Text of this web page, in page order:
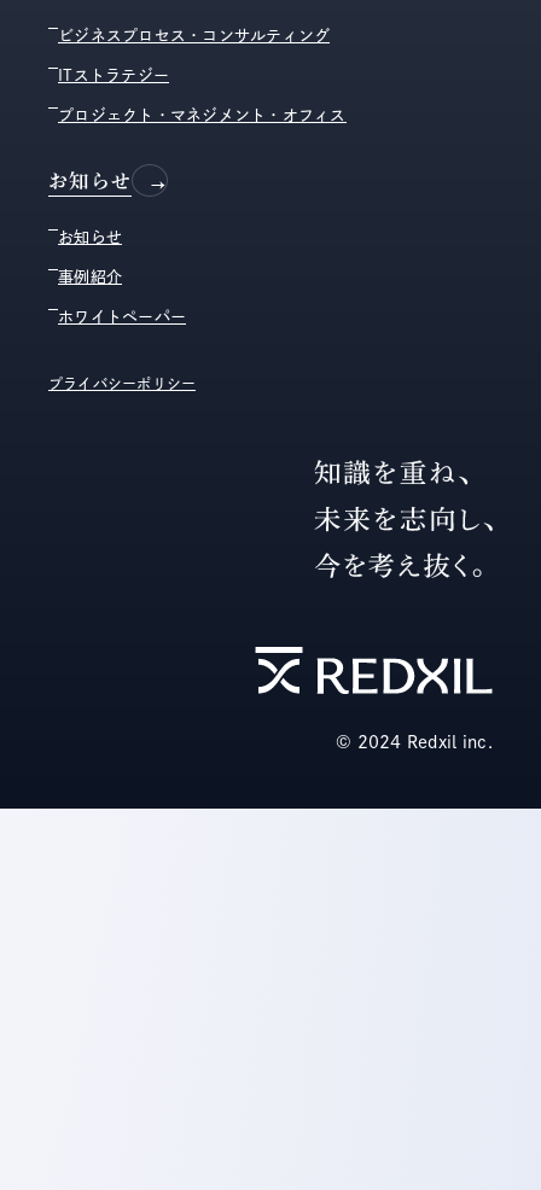
ビジネスプロセス・コンサルティング
ITストラテジー
プロジェクト・マネジメント・オフィス
お知らせ
お知らせ
事例紹介
ホワイトペーパー
プライバシーポリシー
© 2024 Redxil inc.️